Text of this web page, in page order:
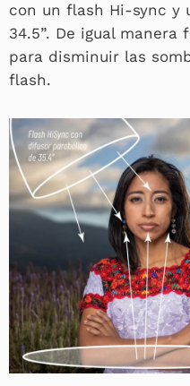
con un flash Hi-sync y
34.5”. De igual
para disminuir las
flash.